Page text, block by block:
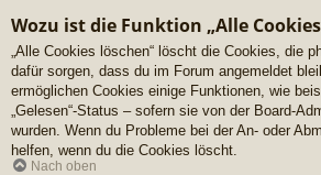
Wozu ist die Funktion „Alle
„Alle Cookies löschen“ löscht die Cookies, die
dafür sorgen, dass du im Forum angemeldet
ermöglichen Cookies einige Funktionen, wie
„Gelesen“-Status – sofern sie von der Board-
wurden. Wenn du Probleme bei der An- oder
helfen, wenn du die Cookies löscht.
Nach oben